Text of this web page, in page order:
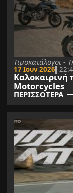
Τιμοκατάλογοι
17 Ιουν 2026
Motorcycles
ΠΕΡΙΣΣΟΤΕΡΑ